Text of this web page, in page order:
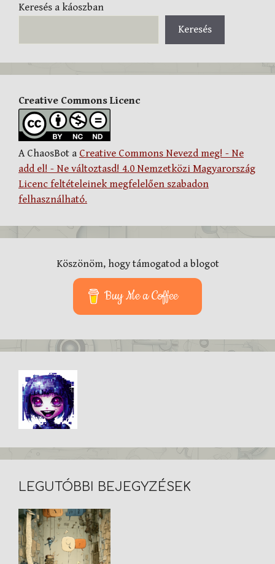
Keresés a káoszban
Keresés
Creative Commons Licenc
A ChaosBot a Creative Commons Nevezd meg! - Ne
add el! - Ne változtasd! 4.0 Nemzetközi Magyarország
Licenc feltételeinek megfelelően szabadon
felhasználható.
Köszönöm, hogy támogatod a blogot
Buy Me a Coffee
LEGUTÓBBI BEJEGYZÉSEK